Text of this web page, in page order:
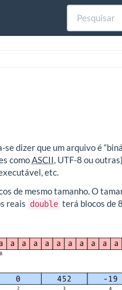
dizer que um arquivo é
comoASCII, UTF-8 ou
etc.
de mesmo tamanho. O
reais double terá blocos de